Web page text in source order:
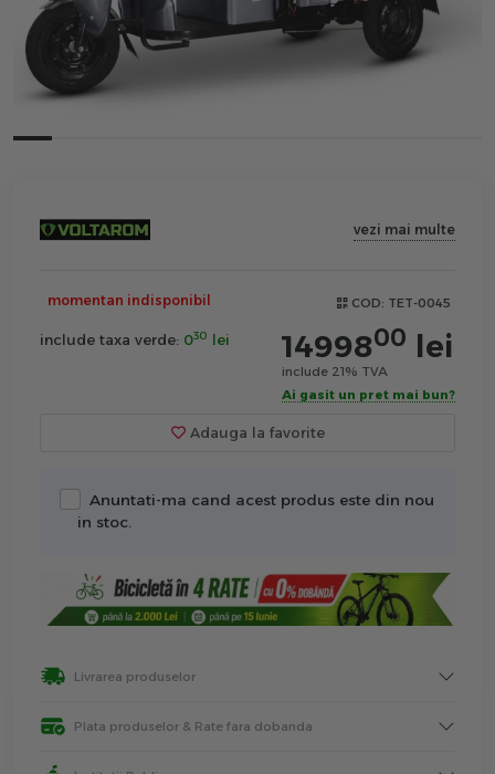
vezi mai multe
momentan indisponibil COD: TET-0045
include taxa verde: 030 lei 1499800 lei
include 21% TVA
Ai gasit un pret mai bun?
Adauga la favorite
Anuntati-ma cand acest produs este din nou
in stoc.
Livrarea produselor
Plata produselor & Rate fara dobanda